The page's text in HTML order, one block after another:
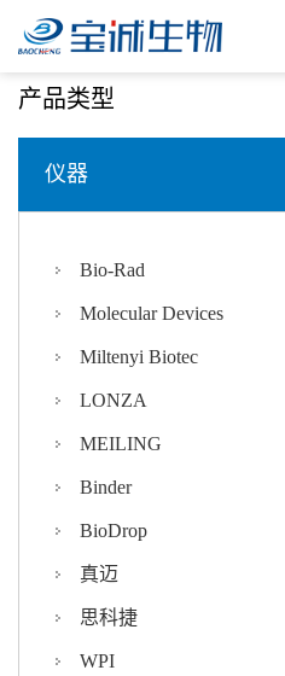
首页/ 产品中心
产品类型
仪器
Bio-Rad
Molecular Devices
Miltenyi Biotec
LONZA
MEILING
Binder
BioDrop
真迈
思科捷
WPI